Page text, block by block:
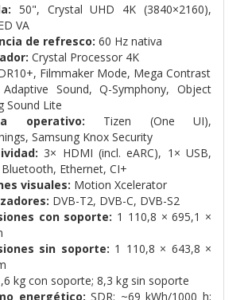
50", Crystal UHD 4K (3840×2160),
VA
de refresco: 60 Hz nativa
Crystal Processor 4K
Filmmaker Mode, Mega Contrast
Adaptive Sound, Q-Symphony, Object
Sound Lite
operativo: Tizen (One UI),
Samsung Knox Security
3× HDMI (incl. eARC), 1× USB,
Ethernet, CI+
visuales: Motion Xcelerator
DVB-T2, DVB-C, DVB-S2
con soporte: 1 110,8 × 695,1 ×
sin soporte: 1 110,8 × 643,8 ×
kg con soporte; 8,3 kg sin soporte
energético: SDR: ~69 kWh/1000 h;